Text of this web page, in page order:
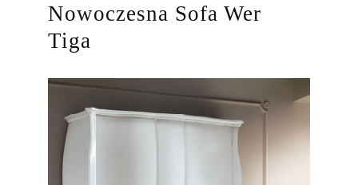
Nowoczesna Sofa Wer
Tiga